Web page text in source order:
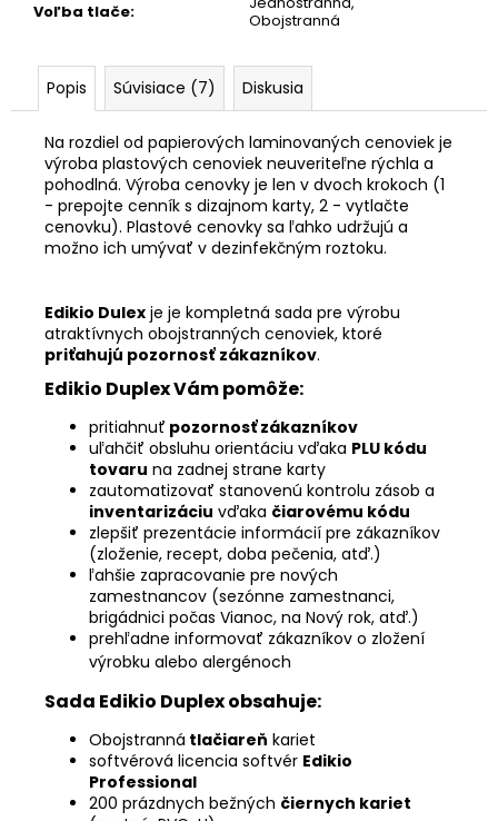
Voľba tlače:
Obojstranná
Popis Súvisiace (7) Diskusia
Na rozdiel od papierových laminovaných cenoviek je
výroba plastových cenoviek neuveriteľne rýchla a
pohodlná. Výroba cenovky je len v dvoch krokoch (1
- prepojte cenník s dizajnom karty, 2 - vytlačte
cenovku). Plastové cenovky sa ľahko udržujú a
možno ich umývať v dezinfekčným roztoku.
Edikio Dulex je je kompletná sada pre výrobu
atraktívnych obojstranných cenoviek, ktoré
priťahujú pozornosť zákazníkov.
Edikio Duplex Vám pomôže:
pritiahnuť pozornosť zákazníkov
uľahčiť obsluhu orientáciu vďaka PLU kódu
tovaru na zadnej strane karty
zautomatizovať stanovenú kontrolu zásob a
inventarizáciu vďaka čiarovému kódu
zlepšiť prezentácie informácií pre zákazníkov
(zloženie, recept, doba pečenia, atď.)
ľahšie zapracovanie pre nových
zamestnancov (sezónne zamestnanci,
brigádnici počas Vianoc, na Nový rok, atď.)
prehľadne informovať zákazníkov o zložení
výrobku alebo alergénoch
Sada Edikio Duplex obsahuje:
Obojstranná tlačiareň kariet
softvérová licencia softvér Edikio
Professional
200 prázdnych bežných čiernych kariet